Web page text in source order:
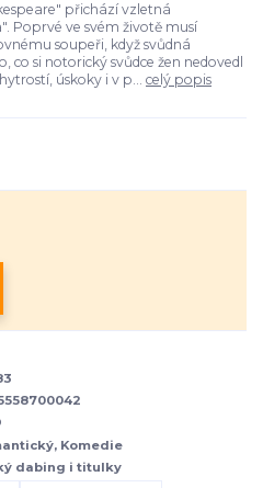
přichází vzletná
Poprvé ve svém životě musí
soupeři, když svůdná
co si notorický svůdce žen nedovedl
úskoky i v p... celý popis
Komedie
dabing i titulky